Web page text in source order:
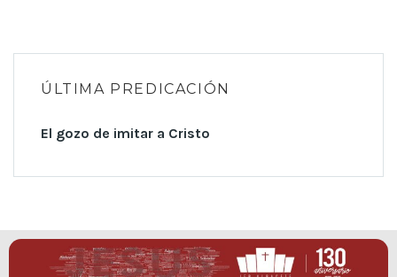
ÚLTIMA PREDICACIÓN
El gozo de imitar a Cristo